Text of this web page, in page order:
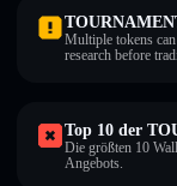
Multiple tokens
research before
Top 10 der
Die größten 10
Angebots.